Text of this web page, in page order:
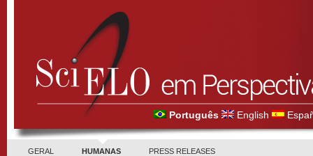
Português English
GERAL HUMANAS PRESS RELEASES